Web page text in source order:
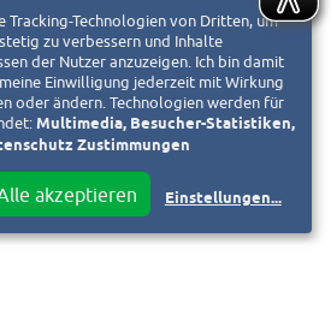
Tracking-Technologien von Dritten, um
zu verbessern und Inhalte
der Nutzer anzuzeigen. Ich bin damit
Einwilligung jederzeit mit Wirkung
oder ändern. Technologien werden für
Multimedia, Besucher-Statistiken,
Zustimmungen
akzeptieren Einstellungen...